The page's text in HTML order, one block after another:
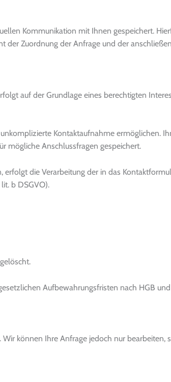
Kommunikation mit Ihnen gespeichert.
der Zuordnung der Anfrage und der
auf der Grundlage eines berechtigten
Kontaktaufnahme ermöglichen.
mögliche Anschlussfragen gespeichert.
die Verarbeitung der in das
b DSGVO).
Aufbewahrungsfristen nach HGB
können Ihre Anfrage jedoch nur bearbeiten,